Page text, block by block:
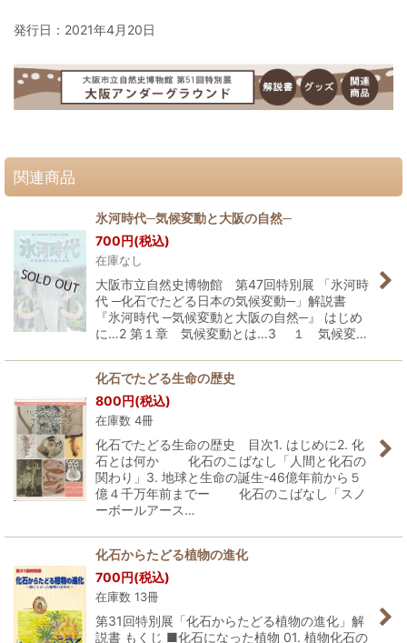
発行日：2021年4月20日
関連商品
氷河時代─気候変動と大阪の自然─
700 円(税込)
在庫なし
大阪市立自然史博物館 第47回特別展 「氷河時
代 ─化石でたどる日本の気候変動─」解説書
『氷河時代 ─気候変動と大阪の自然─』 はじめ
に…2 第１章 気候変動とは…3 １ 気候変…
化石でたどる生命の歴史
800 円(税込)
在庫数 4冊
化石でたどる生命の歴史 目次1. はじめに2. 化
石とは何か 化石のこばなし「人間と化石の
関わり」3. 地球と生命の誕生-46億年前から５
億４千万年前までー 化石のこばなし「スノ
ーボールアース…
化石からたどる植物の進化
700 円(税込)
在庫数 13冊
第31回特別展「化石からたどる植物の進化」解
説書 もくじ ■化石になった植物 01. 植物化石の